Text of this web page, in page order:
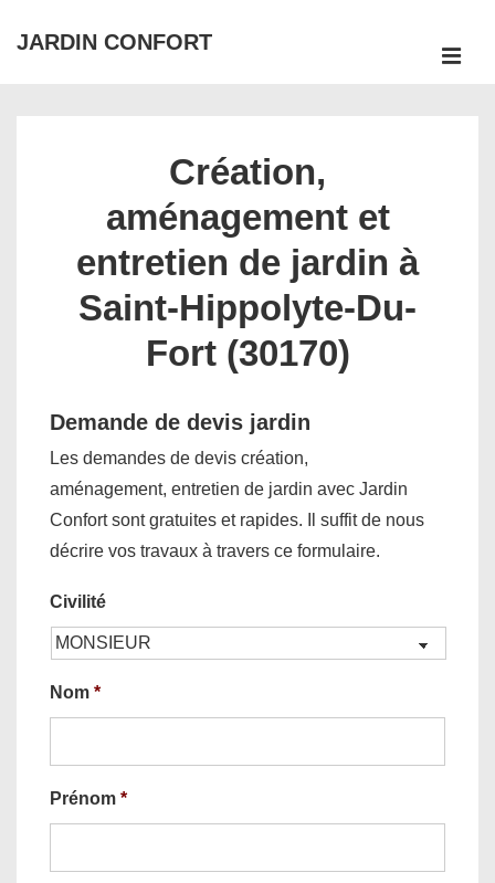
passer
JARDIN CONFORT
Création,
aménagement et
entretien de jardin à
Saint-Hippolyte-Du-
Fort (30170)
Demande de devis jardin
Les demandes de devis création,
aménagement, entretien de jardin avec Jardin
Confort sont gratuites et rapides. Il suffit de nous
décrire vos travaux à travers ce formulaire.
Civilité
Nom *
Prénom *